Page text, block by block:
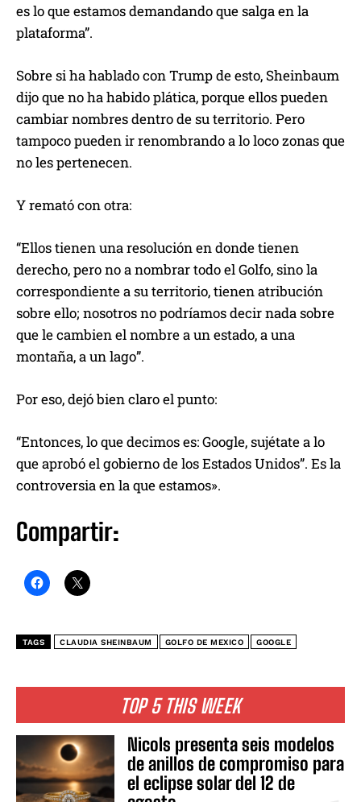
TOP 5 THIS WEEK
Nicols presenta seis modelos
de anillos de compromiso para
el eclipse solar del 12 de
es lo que estamos demandando que salga en la
plataforma”.
Sobre si ha hablado con Trump de esto, Sheinbaum
dijo que no ha habido plática, porque ellos pueden
cambiar nombres dentro de su territorio. Pero
tampoco pueden ir renombrando a lo loco zonas que
no les pertenecen.
Y remató con otra:
“Ellos tienen una resolución en donde tienen
derecho, pero no a nombrar todo el Golfo, sino la
correspondiente a su territorio, tienen atribución
sobre ello; nosotros no podríamos decir nada sobre
que le cambien el nombre a un estado, a una
montaña, a un lago”.
Por eso, dejó bien claro el punto:
“Entonces, lo que decimos es: Google, sujétate a lo
que aprobó el gobierno de los Estados Unidos”. Es la
controversia en la que estamos».
Compartir:
TAGS CLAUDIA SHEINBAUM GOLFO DE MEXICO GOOGLE